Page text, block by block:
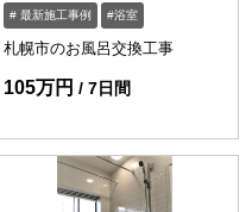
最新施工事例 浴室
札幌市のお風呂交換工事
105万円 7日間